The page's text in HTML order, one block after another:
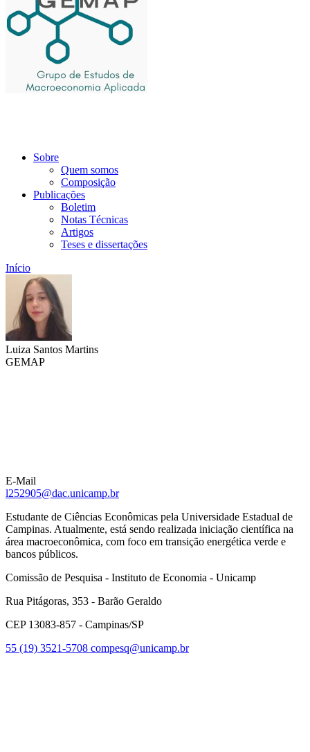
Sobre
Quem somos
Composição
Publicações
Boletim
Notas Técnicas
Artigos
Teses e dissertações
Início
Luiza Santos Martins
GEMAP
E-Mail
l252905@dac.unicamp.br
Estudante de Ciências Econômicas pela Universidade Estadual de
Campinas. Atualmente, está sendo realizada iniciação científica na
área macroeconômica, com foco em transição energética verde e
bancos públicos.
Comissão de Pesquisa - Instituto de Economia - Unicamp
Rua Pitágoras, 353 - Barão Geraldo
CEP 13083-857 - Campinas/SP
55 (19) 3521-5708 compesq@unicamp.br